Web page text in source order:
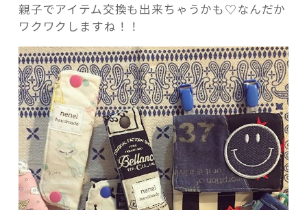
フ
ー
ド
が
買
え
ち
ゃ
う
よ
☆”
の
親子でアイテム交換も出来ちゃうかも♡なんだか
ワクワクしますね！！